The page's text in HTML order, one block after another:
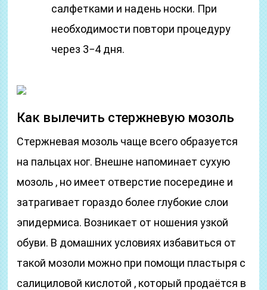
салфетками и надень носки. При
необходимости повтори процедуру
через 3−4 дня.
Как вылечить стержневую мозоль
Стержневая мозоль чаще всего образуется
на пальцах ног. Внешне напоминает сухую
мозоль , но имеет отверстие посередине и
затрагивает гораздо более глубокие слои
эпидермиса. Возникает от ношения узкой
обуви. В домашних условиях избавиться от
такой мозоли можно при помощи пластыря с
салициловой кислотой , который продаётся в